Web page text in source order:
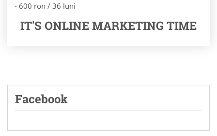
- 600 ron / 36 luni
IT'S ONLINE MARKETING TIME
Facebook